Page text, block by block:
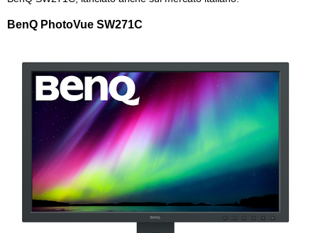
BenQ PhotoVue SW271C